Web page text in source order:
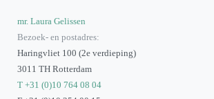
mr. Laura Gelissen
Bezoek- en postadres:
Haringvliet 100 (2e verdieping)
3011 TH Rotterdam
T +31 (0)10 764 08 04